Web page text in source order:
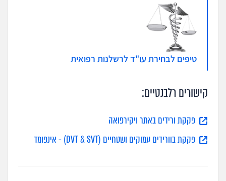
טיפים לבחירת עו"ד לרשלנות רפואית
קישורים רלבנטיים:
פקקת ורידים באתר ויקירפואה
פקקת בוורידים עמוקים ושטחיים (DVT & SVT) - אינפומד